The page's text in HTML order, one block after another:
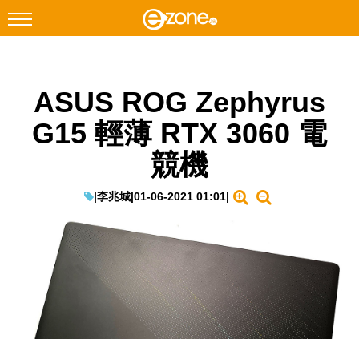
Facebook Instagram
科技焦點
EduTech
IT Times
生成式AI與雲端應用
ASUS ROG Zephyrus
G15 輕薄 RTX 3060 電
競機
|李兆城|01-06-2021 01:01|